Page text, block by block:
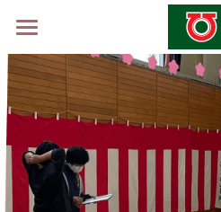
ホーム
学校概要
山村留学制度
山村留学体験会2026 -秋-